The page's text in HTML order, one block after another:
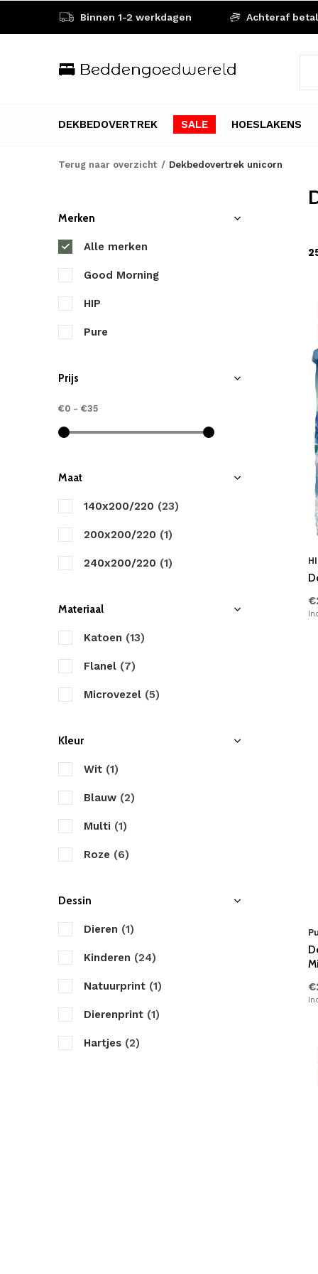
DEKBEDOVERTREK SALE HOESLAKENS
Binnen 1-2 werkdagen Achteraf
Terug naar overzicht Dekbedovertrek unicorn
Merken
Alle merken
Good Morning
HIP
Pure
Prijs
€0 - €35
Maat
140x200/220 (23)
200x200/220 (1)
240x200/220 (1)
Materiaal
Katoen (13)
Flanel (7)
Microvezel (5)
Kleur
Wit (1)
Blauw (2)
Multi (1)
Roze (6)
Dessin
Dieren (1)
Kinderen (24)
Natuurprint (1)
Dierenprint (1)
Hartjes (2)